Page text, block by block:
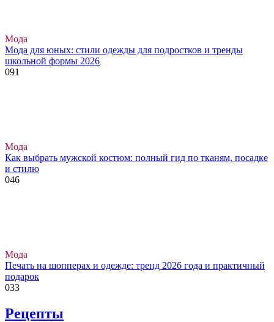
Мода
Мода для юных: стили одежды для подростков и тренды
школьной формы 2026
091
Мода
Как выбрать мужской костюм: полный гид по тканям, посадке
и стилю
046
Мода
Печать на шопперах и одежде: тренд 2026 года и практичный
подарок
033
Рецепты